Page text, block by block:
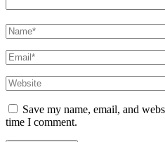
Save my name, email, and
time I comment.